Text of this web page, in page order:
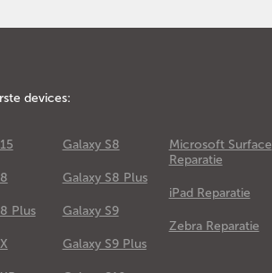
devices:
Plus
Galaxy S8
Galaxy S8 Plus
Galaxy S9
Galaxy S9 Plus
Microsoft Surface
Reparatie
iPad Reparatie
Zebra Reparatie